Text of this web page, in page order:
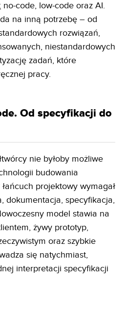
no-code, low-code oraz AI.
na inną potrzebę – od
rozwiązań,
niestandardowych
zadań, które
pracy.
Od specyfikacji do
nie byłoby możliwe
budowania
projektowy wymagał
dokumentacja, specyfikacja,
model stawia na
żywy prototyp,
oraz szybkie
się natychmiast,
interpretacji specyfikacji